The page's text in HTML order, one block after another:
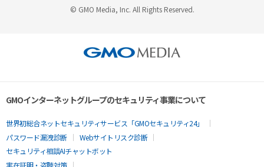
© GMO Media, Inc. All Rights Reserved.
GMOインターネットグループのセキュリティ事業について
世界初総合ネットセキュリティサービス「GMOセキュリティ24」
パスワード漏洩診断
Webサイトリスク診断
セキュリティ相談AIチャットボット
実在証明・盗聴対策